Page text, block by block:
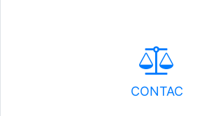
CONTAC